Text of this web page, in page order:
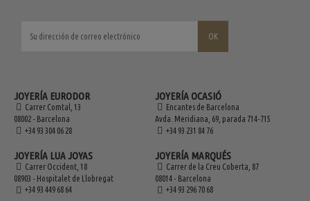
JOYERÍA EURODOR
Carrer Comtal, 13
08002 - Barcelona
+34 93 304 06 28
JOYERÍA LUA JOYAS
Carrer Occident, 18
08903 - Hospitalet de Llobregat
+34 93 449 68 64
JOYERÍA OCASIÓ
Encantes de Barcelona
Avda. Meridiana, 69, parada 714-715
+34 93 231 84 76
JOYERÍA MARQUÉS
Carrer de la Creu Coberta, 87
08014 - Barcelona
+34 93 296 70 68